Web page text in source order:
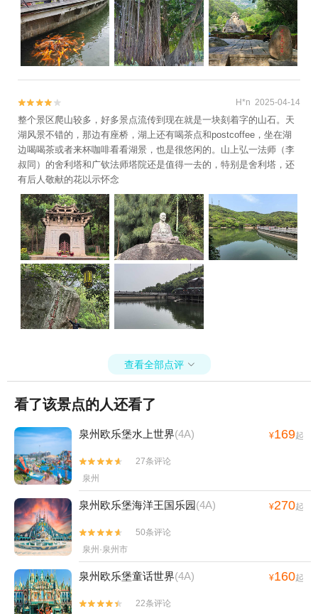

 H*n 2025-04-14
整个景区爬山较多，好多景点流传到现在就是一块刻着字的山石。天
湖风景不错的，那边有座桥，湖上还有喝茶点和postcoffee，坐在湖
边喝喝茶或者来杯咖啡看看湖景，也是很悠闲的。山上弘一法师（李
叔同）的舍利塔和广钦法师塔院还是值得一去的，特别是舍利塔，还
有后人敬献的花以示怀念
查看全部点评 
看了该景点的人还看了
泉州欧乐堡水上世界(4A) ¥169起


27条评论
泉州
泉州欧乐堡海洋王国乐园(4A) ¥270起


50条评论
泉州·泉州市
泉州欧乐堡童话世界(4A) ¥160起

 22条评论